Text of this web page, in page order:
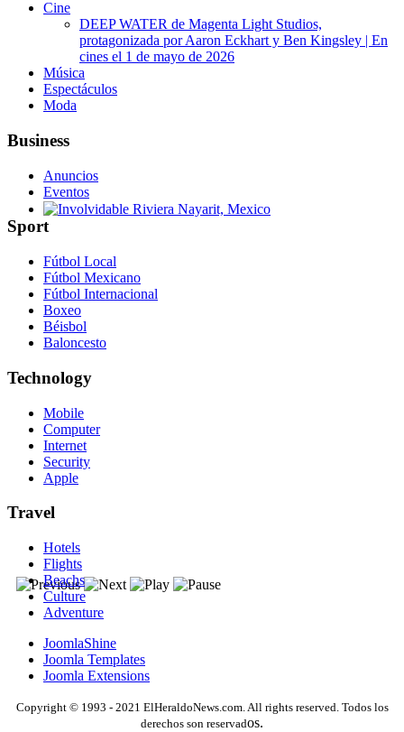
Involvidable Riviera Nayarit, Mexico
Cine
DEEP WATER de Magenta Light Studios,
protagonizada por Aaron Eckhart y Ben Kingsley | En
cines el 1 de mayo de 2026
Música
Espectáculos
Moda
Business
Anuncios
Eventos
Sport
Fútbol Local
Fútbol Mexicano
Fútbol Internacional
Boxeo
Béisbol
Baloncesto
Technology
Mobile
Computer
Internet
Security
Apple
Travel
Hotels
Flights
Beachs
Culture
Adventure
JoomlaShine
Joomla Templates
Joomla Extensions
Copyright © 1993 - 2021 ElHeraldoNews.com. All rights reserved. Todos los
derechos son reservados.